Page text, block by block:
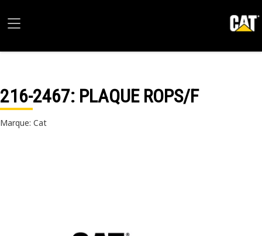
216-2467: PLAQUE ROPS/F
Marque: Cat